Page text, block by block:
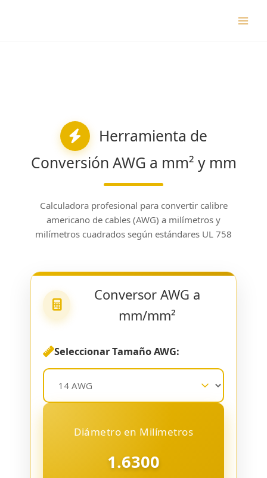
Herramienta de
Conversión AWG a mm² y mm
Calculadora profesional para convertir calibre
americano de cables (AWG) a milímetros y
milímetros cuadrados según estándares UL 758
Conversor AWG a
mm/mm²
Seleccionar Tamaño AWG:
Diámetro en Milímetros
1.6300